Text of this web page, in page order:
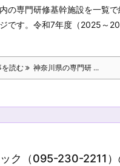
内の専門研修基幹施設を一覧
ジです。令和7年度（2025～
を読む 神奈川県の専門研 ...
ク（095-230-2211）